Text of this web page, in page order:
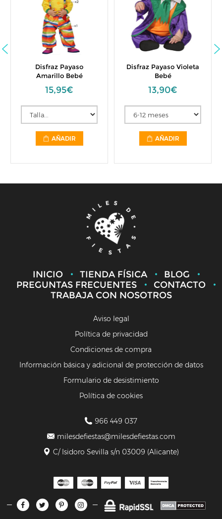
Disfraz Payaso
Amarillo Bebé
15,95€
AÑADIR
Disfraz Payaso Violeta
Bebé
13,90€
AÑADIR
INICIO TIENDA FÍSICA
BLOG
PREGUNTAS FRECUENTES
CONTACTO
TRABAJA CON NOSOTROS
Aviso legal
Política de privacidad
Condiciones de compra
Información básica y adicional de protección de datos
Formulario de desistimiento
Política de cookies
966 449 037
milesdefiestas@milesdefiestas.com
C/ Isidoro Sevilla s/n 03009 (Alicante)